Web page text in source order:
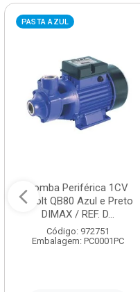
PASTA AZUL
Bomba Periférica 1CV
Bivolt QB80 Azul e Preto
DIMAX / REF. D...
Código: 972751
Embalagem: PC0001PC